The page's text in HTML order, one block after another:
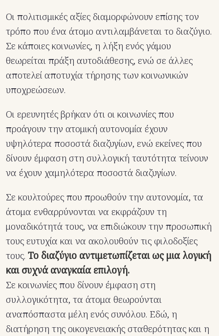
Οι πολιτισμικές αξίες διαμορφώνουν επίσης τον
τρόπο που ένα άτομο αντιλαμβάνεται το διαζύγιο.
Σε κάποιες κοινωνίες, η λήξη ενός γάμου
θεωρείται πράξη αυτοδιάθεσης, ενώ σε άλλες
αποτελεί αποτυχία τήρησης των κοινωνικών
υποχρεώσεων.
Οι ερευνητές βρήκαν ότι οι κοινωνίες που
προάγουν την ατομική αυτονομία έχουν
υψηλότερα ποσοστά διαζυγίων, ενώ εκείνες που
δίνουν έμφαση στη συλλογική ταυτότητα τείνουν
να έχουν χαμηλότερα ποσοστά διαζυγίων.
Σε κουλτούρες που προωθούν την αυτονομία, τα
άτομα ενθαρρύνονται να εκφράζουν τη
μοναδικότητά τους, να επιδιώκουν την προσωπική
τους ευτυχία και να ακολουθούν τις φιλοδοξίες
τους. Το διαζύγιο αντιμετωπίζεται ως μια λογική
και συχνά αναγκαία επιλογή.
Σε κοινωνίες που δίνουν έμφαση στη
συλλογικότητα, τα άτομα θεωρούνται
αναπόσπαστα μέλη ενός συνόλου. Εδώ, η
διατήρηση της οικογενειακής σταθερότητας και η